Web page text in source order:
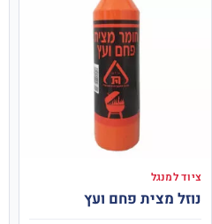
ציוד למנגל
נוזל מצית פחם ועץ